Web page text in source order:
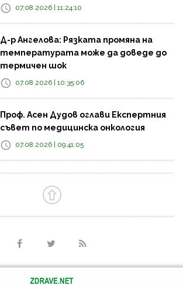
07.08.2026 | 11:24:10
Д-р Ангелова: Рязката промяна на
температурата може да доведе до
термичен шок
07.08.2026 | 10:35:06
Проф. Асен Дудов оглави Експертния
съвет по медицинска онкология
07.08.2026 | 09:41:05